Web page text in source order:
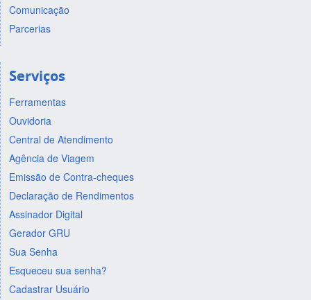
Comunicação
Parcerias
Serviços
Ferramentas
Ouvidoria
Central de Atendimento
Agência de Viagem
Emissão de Contra-cheques
Declaração de Rendimentos
Assinador Digital
Gerador GRU
Sua Senha
Esqueceu sua senha?
Cadastrar Usuário